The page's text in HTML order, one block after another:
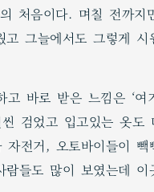
처음이다. 며칠 전까지
그늘에서도 그렇게
바로 받은 느낌은 ‘여
검었고 입고있는 옷도
전거, 오토바이들이
들도 많이 보였는데 이